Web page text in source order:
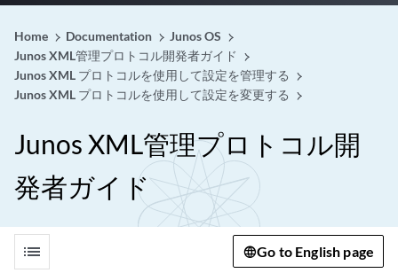
Home Documentation
Junos OS
Junos XML管理プロトコル開発者ガイド
Junos XML プロトコルを使用して設定を管理する
Junos XML プロトコルを使用して設定を変更する
Junos XML管理プロトコル開
発者ガイド
list Go to English page